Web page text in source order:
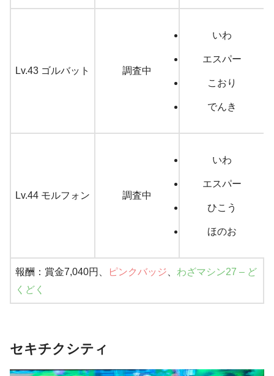
Lv.43 ゴルバット 調査中
いわ
エスパー
こおり
でんき
Lv.44 モルフォン 調査中
いわ
エスパー
ひこう
ほのお
報酬：賞金7,040円、 ピンクバッジ
わざマシン27 – ど
くどく
セキチクシティ